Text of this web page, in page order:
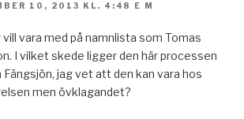
10, 2013 KL. 4:48 E M
vill vara med på namnlista som Tomas
I vilket skede ligger den här processen
Fängsjön, jag vet att den kan vara hos
men övklagandet?